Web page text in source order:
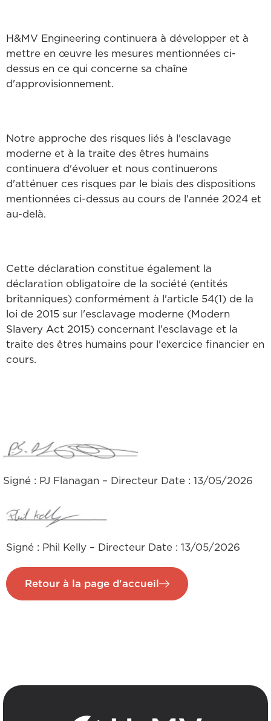
H&MV Engineering continuera à développer et à
mettre en œuvre les mesures mentionnées ci-
dessus en ce qui concerne sa chaîne
d'approvisionnement.
Notre approche des risques liés à l'esclavage
moderne et à la traite des êtres humains
continuera d'évoluer et nous continuerons
d'atténuer ces risques par le biais des dispositions
mentionnées ci-dessus au cours de l'année 2024 et
au-delà.
Cette déclaration constitue également la
déclaration obligatoire de la société (entités
britanniques) conformément à l'article 54(1) de la
loi de 2015 sur l'esclavage moderne (Modern
Slavery Act 2015) concernant l'esclavage et la
traite des êtres humains pour l'exercice financier en
cours.
Signé : PJ Flanagan – Directeur Date : 13/05/2026
Signé : Phil Kelly – Directeur Date : 13/05/2026
Retour à la page d'accueil